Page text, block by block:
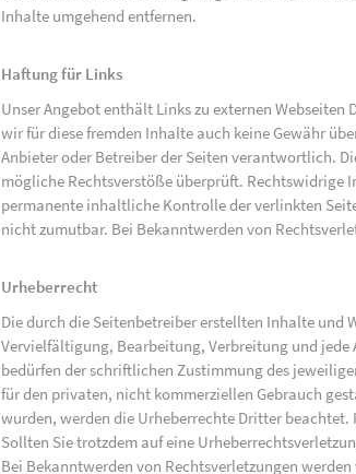
Inhalte umgehend entfernen.
Haftung für Links
Unser Angebot enthält Links zu externen
wir für diese fremden Inhalte auch keine Gewähr
Anbieter oder Betreiber der Seiten verantwortlich.
mögliche Rechtsverstöße überprüft. Rechtswidrige
permanente inhaltliche Kontrolle der verlinkten
nicht zumutbar. Bei Bekanntwerden von
Urheberrecht
Die durch die Seitenbetreiber erstellten Inhalte und
Vervielfältigung, Bearbeitung, Verbreitung und jede
bedürfen der schriftlichen Zustimmung des
für den privaten, nicht kommerziellen Gebrauch
wurden, werden die Urheberrechte Dritter
Sollten Sie trotzdem auf eine
Bei Bekanntwerden von Rechtsverletzungen